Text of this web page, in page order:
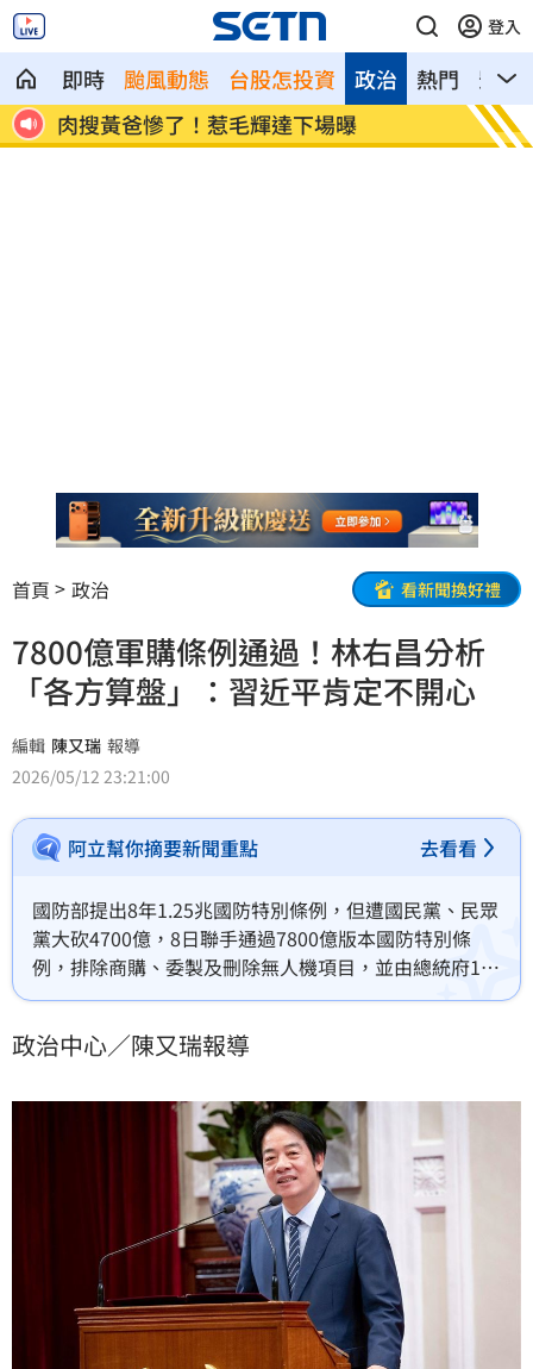
登入
即時 颱風動態 台股怎投資 熱門 影音
政治
肉搜黃爸慘了！惹毛輝達下場曝
川普
遊
首頁 政治 看新聞換好禮
7800億軍購條例通過！林右昌分析
「各方算盤」：習近平肯定不開心
編輯 陳又瑞 報導
2026/05/12 23:21:00
阿立幫你摘要新聞重點 去看看
國防部提出8年1.25兆國防特別條例，但遭國民黨、民眾
黨大砍4700億，8日聯手通過7800億版本國防特別條
例，排除商購、委製及刪除無人機項目，並由總統府11
日發布總統令公布。對此，民進黨前秘書長林右昌分
民主同盟國家，或是中國與習近平來說，這是一個各取
政治中心／陳又瑞報導